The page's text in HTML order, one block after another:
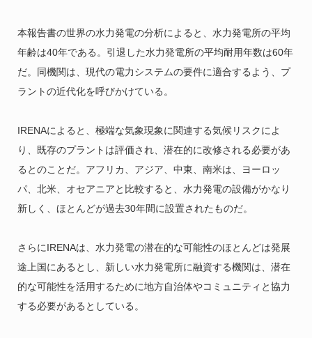
本報告書の世界の水力発電の分析によると、水力発電所の平均
年齢は40年である。引退した水力発電所の平均耐用年数は60年
だ。同機関は、現代の電力システムの要件に適合するよう、プ
ラントの近代化を呼びかけている。
IRENAによると、極端な気象現象に関連する気候リスクによ
り、既存のプラントは評価され、潜在的に改修される必要があ
るとのことだ。アフリカ、アジア、中東、南米は、ヨーロッ
パ、北米、オセアニアと比較すると、水力発電の設備がかなり
新しく、ほとんどが過去30年間に設置されたものだ。
さらにIRENAは、水力発電の潜在的な可能性のほとんどは発展
途上国にあるとし、新しい水力発電所に融資する機関は、潜在
的な可能性を活用するために地方自治体やコミュニティと協力
する必要があるとしている。